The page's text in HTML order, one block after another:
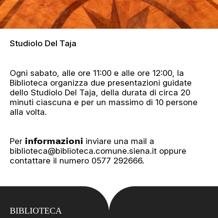
Studiolo Del Taja
Ogni sabato, alle ore 11:00 e alle ore 12:00, la
Biblioteca organizza due presentazioni guidate
dello Studiolo Del Taja, della durata di circa 20
minuti ciascuna e per un massimo di 10 persone
alla volta.
Per 𝗶𝗻𝗳𝗼𝗿𝗺𝗮𝘇𝗶𝗼𝗻𝗶 inviare una mail a
biblioteca@biblioteca.comune.siena.it oppure
contattare il numero 0577 292666.
BIBLIOTECA